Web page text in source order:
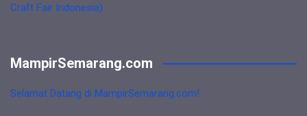
Craft Fair Indonesia)
MampirSemarang.com
Selamat Datang di MampirSemarang.com!